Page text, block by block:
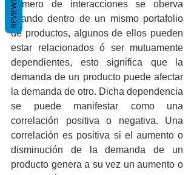
número de interacciones se oberva
cuando dentro de un mismo portafolio
de productos, algunos de ellos pueden
estar relacionados ó ser mutuamente
dependientes, esto significa que la
demanda de un producto puede afectar
la demanda de otro. Dicha dependencia
se puede manifestar como una
correlación positiva o negativa. Una
correlación es positiva si el aumento o
disminución de la demanda de un
producto genera a su vez un aumento o
REVIEWS